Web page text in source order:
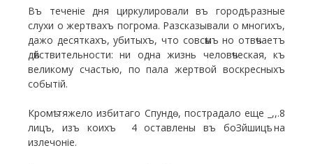
Въ теченіе дня циркулировали въ городѣ разные
слухи о жертвахъ погрома. Разсказывали о многихъ,
дажо десяткахъ, убитыхъ, что совсѣмъ но отвѣчаетъ
дѣйствительности: ни одна жизнь человѣческая, къ
великому счастью, по пала жертвой воскресныхъ
событій.
Кромѣ тяжело избитаго Спундѳ, пострадало еще _,,.8
лицъ, изъ коихъ 4 оставлены въ боЗйшицѣ на
излечоніе.